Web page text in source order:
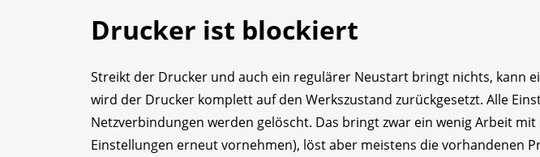
Drucker ist blockiert
Streikt der Drucker und auch ein regulärer Neustart bringt nichts, kann
wird der Drucker komplett auf den Werkszustand zurückgesetzt. Alle
Netzverbindungen werden gelöscht. Das bringt zwar ein wenig Arbeit mit
Einstellungen erneut vornehmen), löst aber meistens die vorhandenen